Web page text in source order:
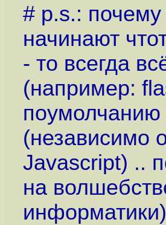
# p.s.:
начинают
- то всегда
(например:
поумолчанию
(независимо
Javascript) ..
на
информатики)